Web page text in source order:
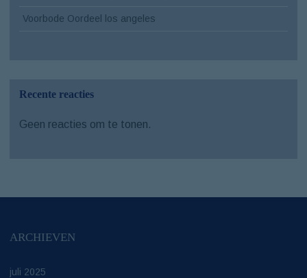
Voorbode Oordeel los angeles
Recente reacties
Geen reacties om te tonen.
ARCHIEVEN
juli 2025